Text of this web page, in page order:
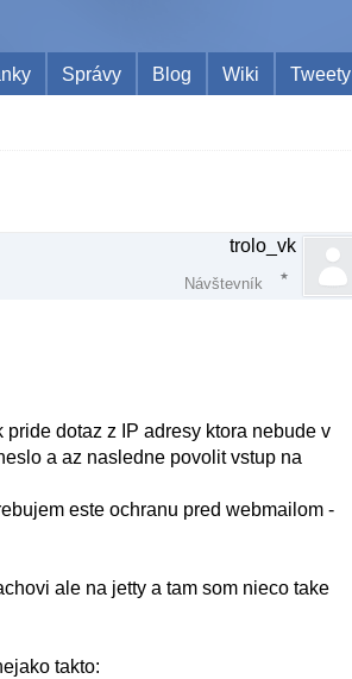
Správy Blog Wiki Tweety
trolo_vk
Návštevník
dotaz z IP adresy ktora nebude v
a az nasledne povolit vstup na
este ochranu pred webmailom -
ale na jetty a tam som nieco take
takto: